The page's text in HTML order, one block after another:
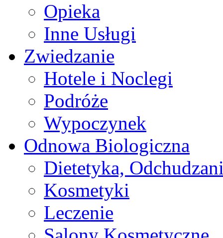
Opieka
Inne Usługi
Zwiedzanie
Hotele i Noclegi
Podróże
Wypoczynek
Odnowa Biologiczna
Dietetyka,
Kosmetyki
Leczenie